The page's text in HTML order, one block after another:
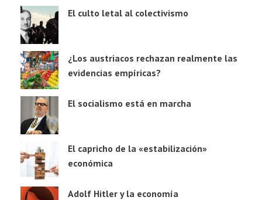
El culto letal al colectivismo
¿Los austriacos rechazan realmente las
evidencias empíricas?
El socialismo está en marcha
El capricho de la «estabilización»
económica
Adolf Hitler y la economía